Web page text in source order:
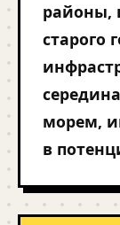
районы,
старого
морем,
в